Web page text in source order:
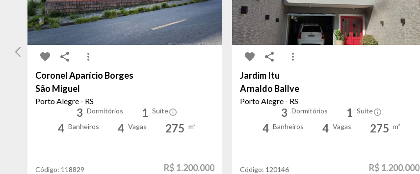
Coronel Aparício Borges
São Miguel
Porto Alegre - RS
3 Dormitórios 1 Suíte
4 Banheiros 4 Vagas 275 m²
Código: 118829 R$ 1.200.000
Jardim Itu
Arnaldo Ballve
Porto Alegre - RS
3 Dormitórios 1 Suíte
4 Banheiros 4 Vagas 275 m²
Código: 120146 R$ 1.200.000